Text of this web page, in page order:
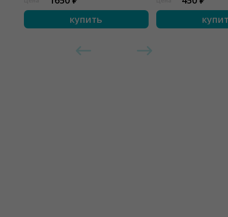
купить